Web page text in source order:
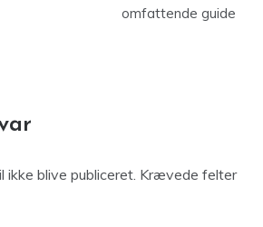
omfattende guide
ikke blive publiceret. Krævede felter